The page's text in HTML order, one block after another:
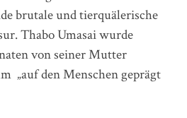
brutale und tierquälerische
Thabo Umasai wurde
von seiner Mutter
„auf den Menschen geprägt